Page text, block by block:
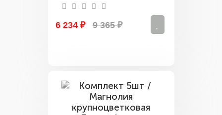
6 234 ₽ 9 365 ₽